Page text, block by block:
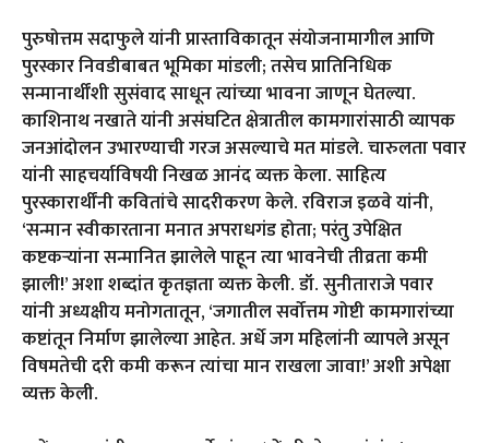
पुरुषोत्तम सदाफुले यांनी प्रास्ताविकातून संयोजनामागील आणि
पुरस्कार निवडीबाबत भूमिका मांडली; तसेच प्रातिनिधिक
सन्मानार्थींशी सुसंवाद साधून त्यांच्या भावना जाणून घेतल्या.
काशिनाथ नखाते यांनी असंघटित क्षेत्रातील कामगारांसाठी व्यापक
जनआंदोलन उभारण्याची गरज असल्याचे मत मांडले. चारुलता पवार
यांनी साहचर्याविषयी निखळ आनंद व्यक्त केला. साहित्य
पुरस्कारार्थींनी कवितांचे सादरीकरण केले. रविराज इळवे यांनी,
‘सन्मान स्वीकारताना मनात अपराधगंड होता; परंतु उपेक्षित
कष्टकऱ्यांना सन्मानित झालेले पाहून त्या भावनेची तीव्रता कमी
झाली!’ अशा शब्दांत कृतज्ञता व्यक्त केली. डॉ. सुनीताराजे पवार
यांनी अध्यक्षीय मनोगतातून, ‘जगातील सर्वोत्तम गोष्टी कामगारांच्या
कष्टांतून निर्माण झालेल्या आहेत. अर्धे जग महिलांनी व्यापले असून
विषमतेची दरी कमी करून त्यांचा मान राखला जावा!’ अशी अपेक्षा
व्यक्त केली.